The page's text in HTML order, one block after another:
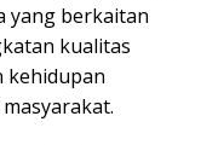
yang berkaitan
kualitas
kehidupan